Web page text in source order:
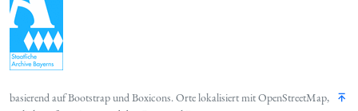
basierend aufBootstrapund Boxicons. Orte lokalisiert mitOpenStreetMap,